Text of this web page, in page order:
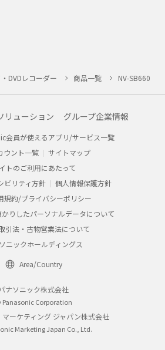
DVDレコーダー 商品一覧 NV-SB660
リューション グループ企業情報
会員が使えるアプリ/サービス一覧
ウント一覧
サイトマップ
トのご利用にあたって
ビリティ方針
個人情報保護方針
規約/プライバシーポリシー
りしたパーソナルデータについて
引法・古物営業法について
ニックホールディングス
Area/Country
ナソニック株式会社
Panasonic Corporation
マーケティング ジャパン株式会社
Marketing Japan Co., Ltd.